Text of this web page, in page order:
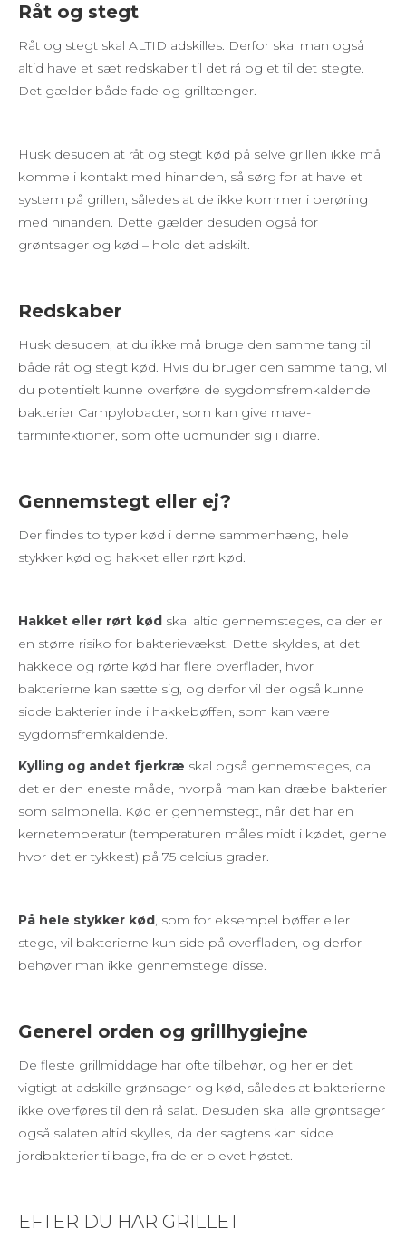
Råt og stegt
Råt og stegt skal ALTID adskilles. Derfor skal man også
altid have et sæt redskaber til det rå og et til det stegte.
Det gælder både fade og grilltænger.
Husk desuden at råt og stegt kød på selve grillen ikke må
komme i kontakt med hinanden, så sørg for at have et
system på grillen, således at de ikke kommer i berøring
med hinanden. Dette gælder desuden også for
grøntsager og kød – hold det adskilt.
Redskaber
Husk desuden, at du ikke må bruge den samme tang til
både råt og stegt kød. Hvis du bruger den samme tang, vil
du potentielt kunne overføre de sygdomsfremkaldende
bakterier Campylobacter, som kan give mave-
tarminfektioner, som ofte udmunder sig i diarre.
Gennemstegt eller ej?
Der findes to typer kød i denne sammenhæng, hele
stykker kød og hakket eller rørt kød.
Hakket eller rørt kød skal altid gennemsteges, da der er
en større risiko for bakterievækst. Dette skyldes, at det
hakkede og rørte kød har flere overflader, hvor
bakterierne kan sætte sig, og derfor vil der også kunne
sidde bakterier inde i hakkebøffen, som kan være
sygdomsfremkaldende.
Kylling og andet fjerkræ skal også gennemsteges, da
det er den eneste måde, hvorpå man kan dræbe bakterier
som salmonella. Kød er gennemstegt, når det har en
kernetemperatur (temperaturen måles midt i kødet, gerne
hvor det er tykkest) på 75 celcius grader.
På hele stykker kød, som for eksempel bøffer eller
stege, vil bakterierne kun side på overfladen, og derfor
behøver man ikke gennemstege disse.
Generel orden og grillhygiejne
De fleste grillmiddage har ofte tilbehør, og her er det
vigtigt at adskille grønsager og kød, således at bakterierne
ikke overføres til den rå salat. Desuden skal alle grøntsager
også salaten altid skylles, da der sagtens kan sidde
jordbakterier tilbage, fra de er blevet høstet.
EFTER DU HAR GRILLET